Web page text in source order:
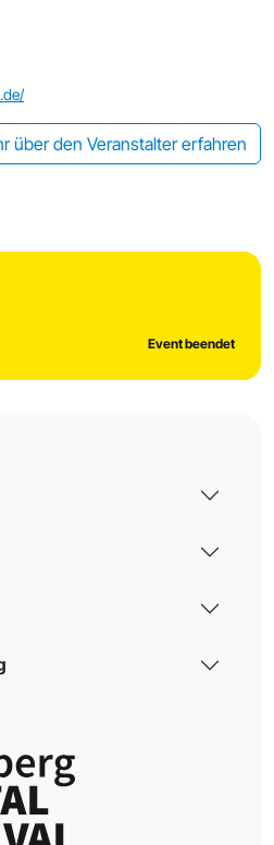
über den Veranstalter erfahren
Event beendet